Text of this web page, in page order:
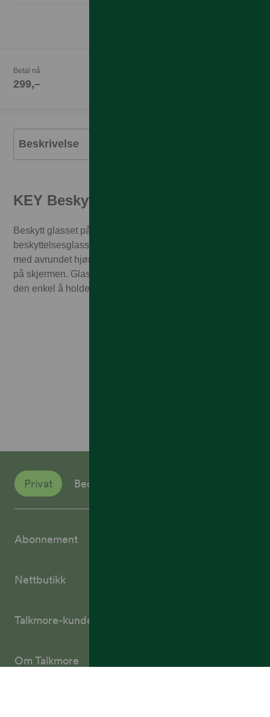
Betal nå
299,–
Beskrivelse
KEY Beskyttelsesglass
Beskytt glasset på mobilen mot riper med transparent
beskyttelsesglass. Tynt kjemisk temperert herdet glass
med avrundet hjørner som legger seg litt nedover kanten
på skjermen. Glasset etterlater ingen fingeravtrykk og
den enkel å holde ren.
Privat Bedrift
Abonnement
Nettbutikk
Talkmore-kunder
Om Talkmore